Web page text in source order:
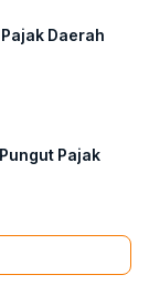
Daerah
Pajak